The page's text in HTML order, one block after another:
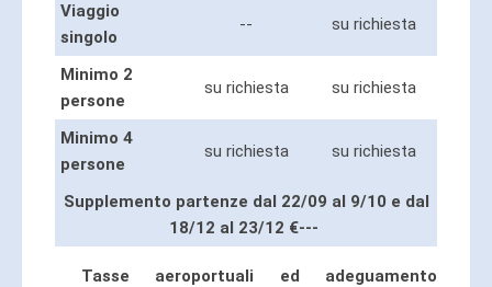
Viaggio
singolo
-- su richiesta
Minimo 2
persone
su richiesta su richiesta
Minimo 4
persone
su richiesta su richiesta
Supplemento partenze dal 22/09 al 9/10 e dal
18/12 al 23/12 €---
Tasse aeroportuali ed adeguamento